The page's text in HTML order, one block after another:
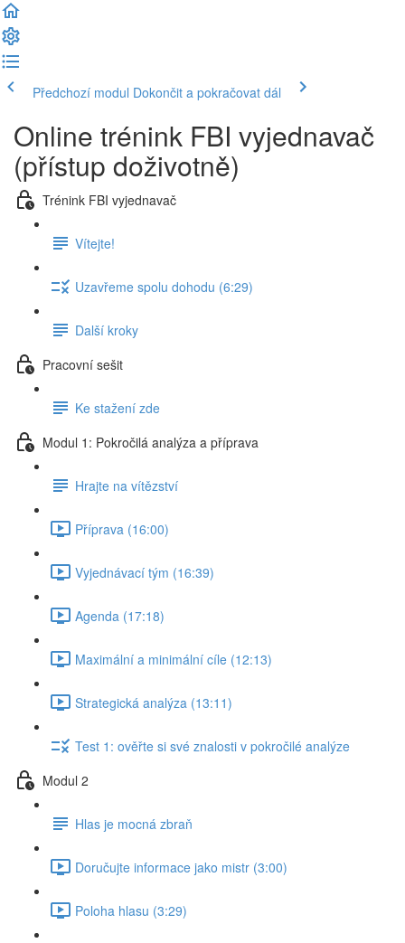
Předchozí modul Dokončit a pokračovat dál
Online trénink FBI vyjednavač
(přístup doživotně)
Trénink FBI vyjednavač
Vítejte!
Uzavřeme spolu dohodu (6:29)
Další kroky
Pracovní sešit
Ke stažení zde
Modul 1: Pokročilá analýza a příprava
Hrajte na vítězství
Příprava (16:00)
Vyjednávací tým (16:39)
Agenda (17:18)
Maximální a minimální cíle (12:13)
Strategická analýza (13:11)
Test 1: ověřte si své znalosti v pokročilé analýze
Modul 2
Hlas je mocná zbraň
Doručujte informace jako mistr (3:00)
Poloha hlasu (3:29)